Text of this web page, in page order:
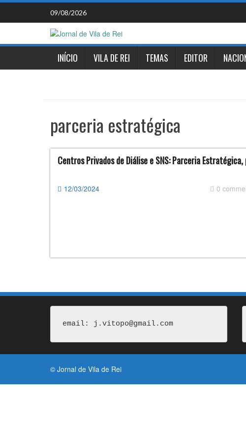
Skip
content
09/08/2026
INÍCIO VILA DE REI TEMAS EDITOR
parceria estratégica
Centros Privados de Diálise e SNS: Parceria Estratégica,
12/03/2024 0
email: j.vitopo@gmail.com
© Jornal de Vila de Rei